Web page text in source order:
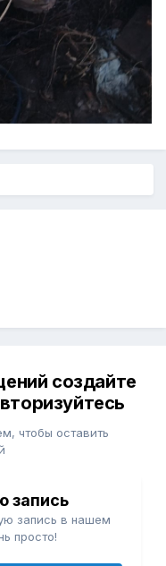
создайте
чтобы оставить
запись
запись в нашем
просто!